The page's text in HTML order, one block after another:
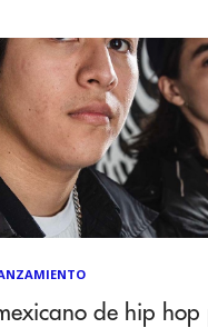
de hip hop